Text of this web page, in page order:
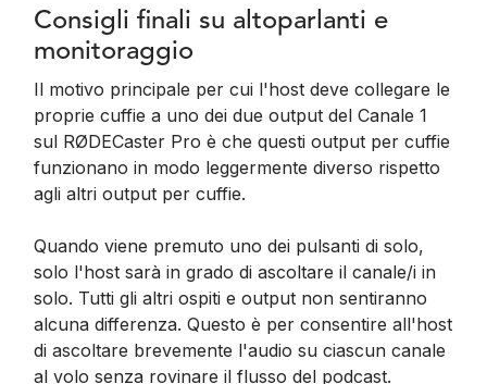
Consigli finali su altoparlanti e
monitoraggio
Il motivo principale per cui l'host deve collegare le
proprie cuffie a uno dei due output del Canale 1
sul RØDECaster Pro è che questi output per cuffie
funzionano in modo leggermente diverso rispetto
agli altri output per cuffie.
Quando viene premuto uno dei pulsanti di solo,
solo l'host sarà in grado di ascoltare il canale/i in
solo. Tutti gli altri ospiti e output non sentiranno
alcuna differenza. Questo è per consentire all'host
di ascoltare brevemente l'audio su ciascun canale
al volo senza rovinare il flusso del podcast.